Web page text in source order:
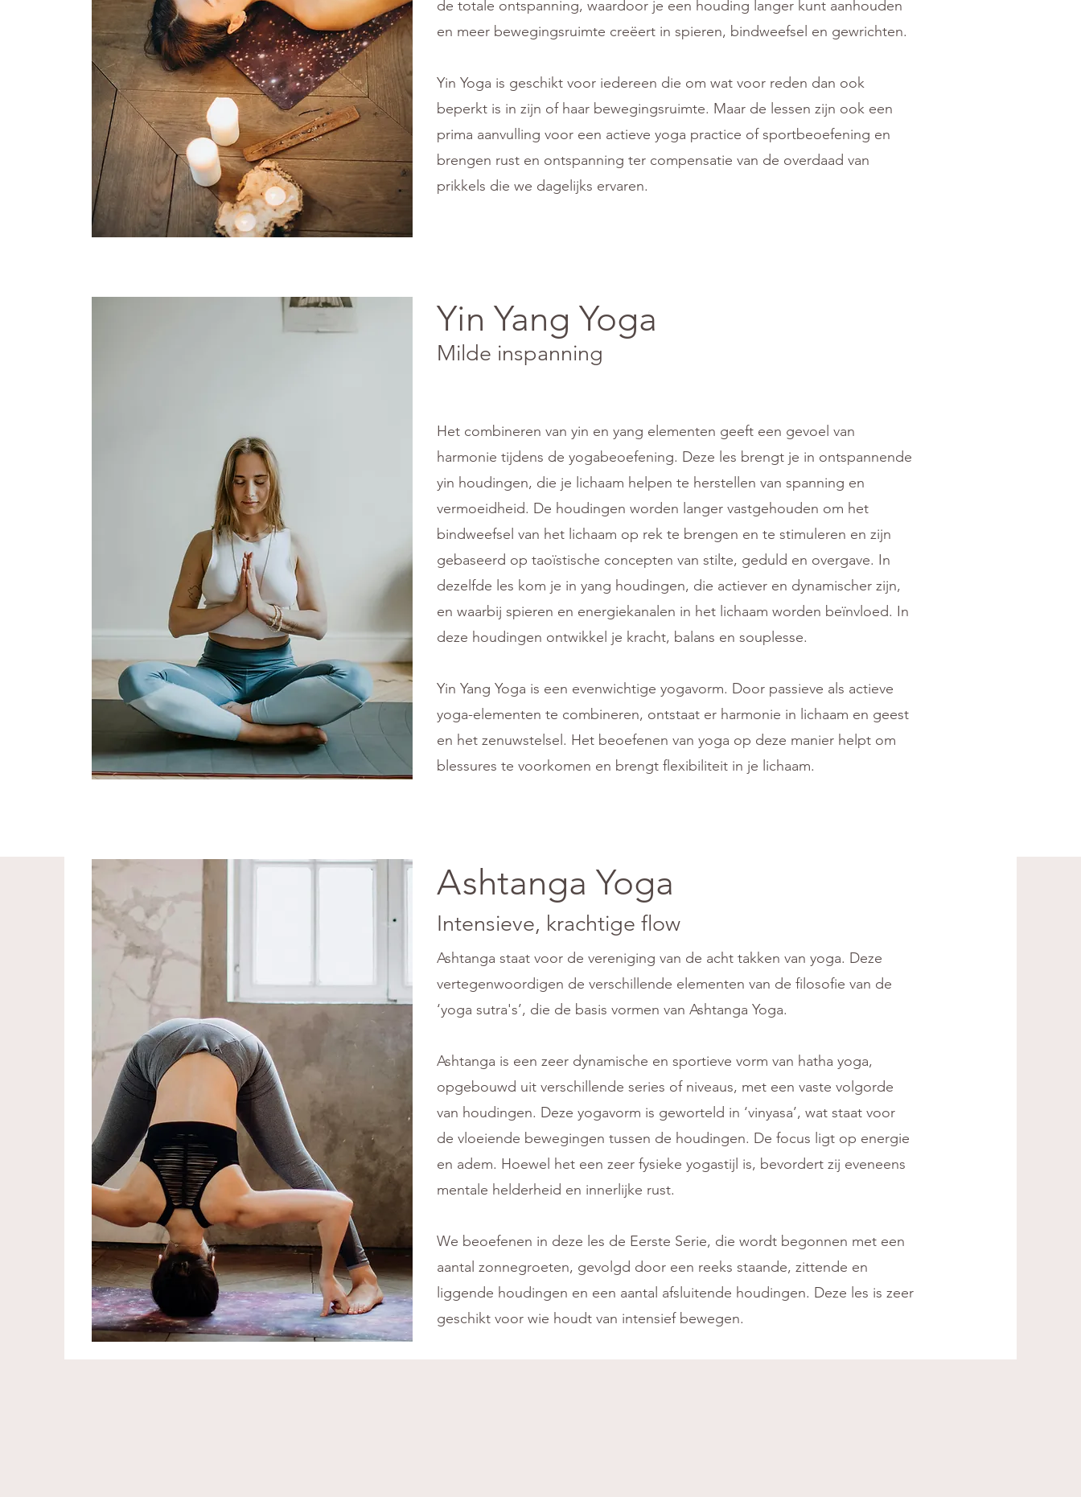
de totale ontspanning, waardoor je een houding langer kunt aanhouden
en meer bewegingsruimte creëert in spieren, bindweefsel en gewrichten.
Yin Yoga is geschikt voor iedereen die om wat voor reden dan ook
beperkt is in zijn of haar bewegingsruimte. Maar de lessen zijn ook een
prima aanvulling voor een actieve yoga practice of sportbeoefening en
brengen rust en ontspanning ter compensatie van de overdaad van
prikkels die we dagelijks ervaren.
Yin Yang Yoga
Milde inspanning
Het combineren van yin en yang elementen geeft een gevoel van
harmonie tijdens de yogabeoefening. Deze les brengt je in ontspannende
yin houdingen, die je lichaam helpen te herstellen van spanning en
vermoeidheid. De houdingen worden langer vastgehouden om het
bindweefsel van het lichaam op rek te brengen en te stimuleren en zijn
gebaseerd op taoïstische concepten van stilte, geduld en overgave. In
dezelfde les kom je in yang houdingen, die actiever en dynamischer zijn,
en waarbij spieren en energiekanalen in het lichaam worden beïnvloed. In
deze houdingen ontwikkel je kracht, balans en souplesse.
Yin Yang Yoga is een evenwichtige yogavorm. Door passieve als actieve
yoga-elementen te combineren, ontstaat er harmonie in lichaam en geest
en het zenuwstelsel. Het beoefenen van yoga op deze manier helpt om
blessures te voorkomen en brengt flexibiliteit in je lichaam.
Ashtanga Yoga
Intensieve, krachtige flow
Ashtanga staat voor de vereniging van de acht takken van yoga. Deze
vertegenwoordigen de verschillende elementen van de filosofie van de
‘yoga sutra's’, die de basis vormen van Ashtanga Yoga.
Ashtanga is een zeer dynamische en sportieve vorm van hatha yoga,
opgebouwd uit verschillende series of niveaus, met een vaste volgorde
van houdingen. Deze yogavorm is geworteld in ‘vinyasa’, wat staat voor
de vloeiende bewegingen tussen de houdingen. De focus ligt op energie
en adem. Hoewel het een zeer fysieke yogastijl is, bevordert zij eveneens
mentale helderheid en innerlijke rust.
We beoefenen in deze les de Eerste Serie, die wordt begonnen met een
aantal zonnegroeten, gevolgd door een reeks staande, zittende en
liggende houdingen en een aantal afsluitende houdingen. Deze les is zeer
geschikt voor wie houdt van intensief bewegen.